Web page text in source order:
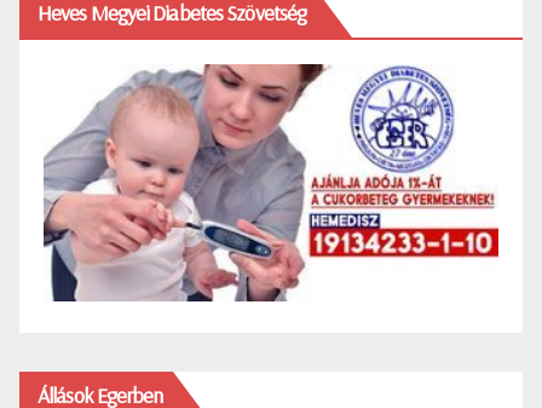
Heves Megyei Diabetes Szövetség
Állások Egerben